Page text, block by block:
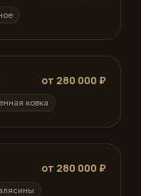
от 280 000 ₽
ковка
от 280 000 ₽